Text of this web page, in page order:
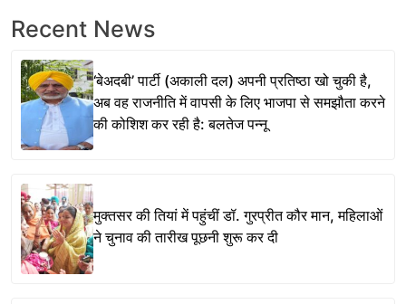
Recent News
‘बेअदबी’ पार्टी (अकाली दल) अपनी प्रतिष्ठा खो चुकी है,
अब वह राजनीति में वापसी के लिए भाजपा से समझौता करने
की कोशिश कर रही है: बलतेज पन्नू
मुक्तसर की तियां में पहुंचीं डॉ. गुरप्रीत कौर मान, महिलाओं
ने चुनाव की तारीख पूछनी शुरू कर दी